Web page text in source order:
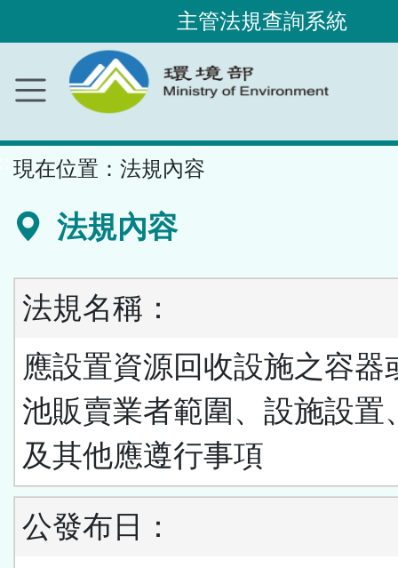
內
容
主管法規查詢系統
現在位置： 法規內容
法規內容
法規名稱：
應設置資源回收設施之容器
池販賣業者範圍、設施設置
及其他應遵行事項
公發布日：